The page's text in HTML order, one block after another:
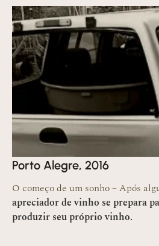
Porto Alegre, 2016
O começo de um sonho – Após
apreciador de vinho se prepara
produzir seu próprio vinho.